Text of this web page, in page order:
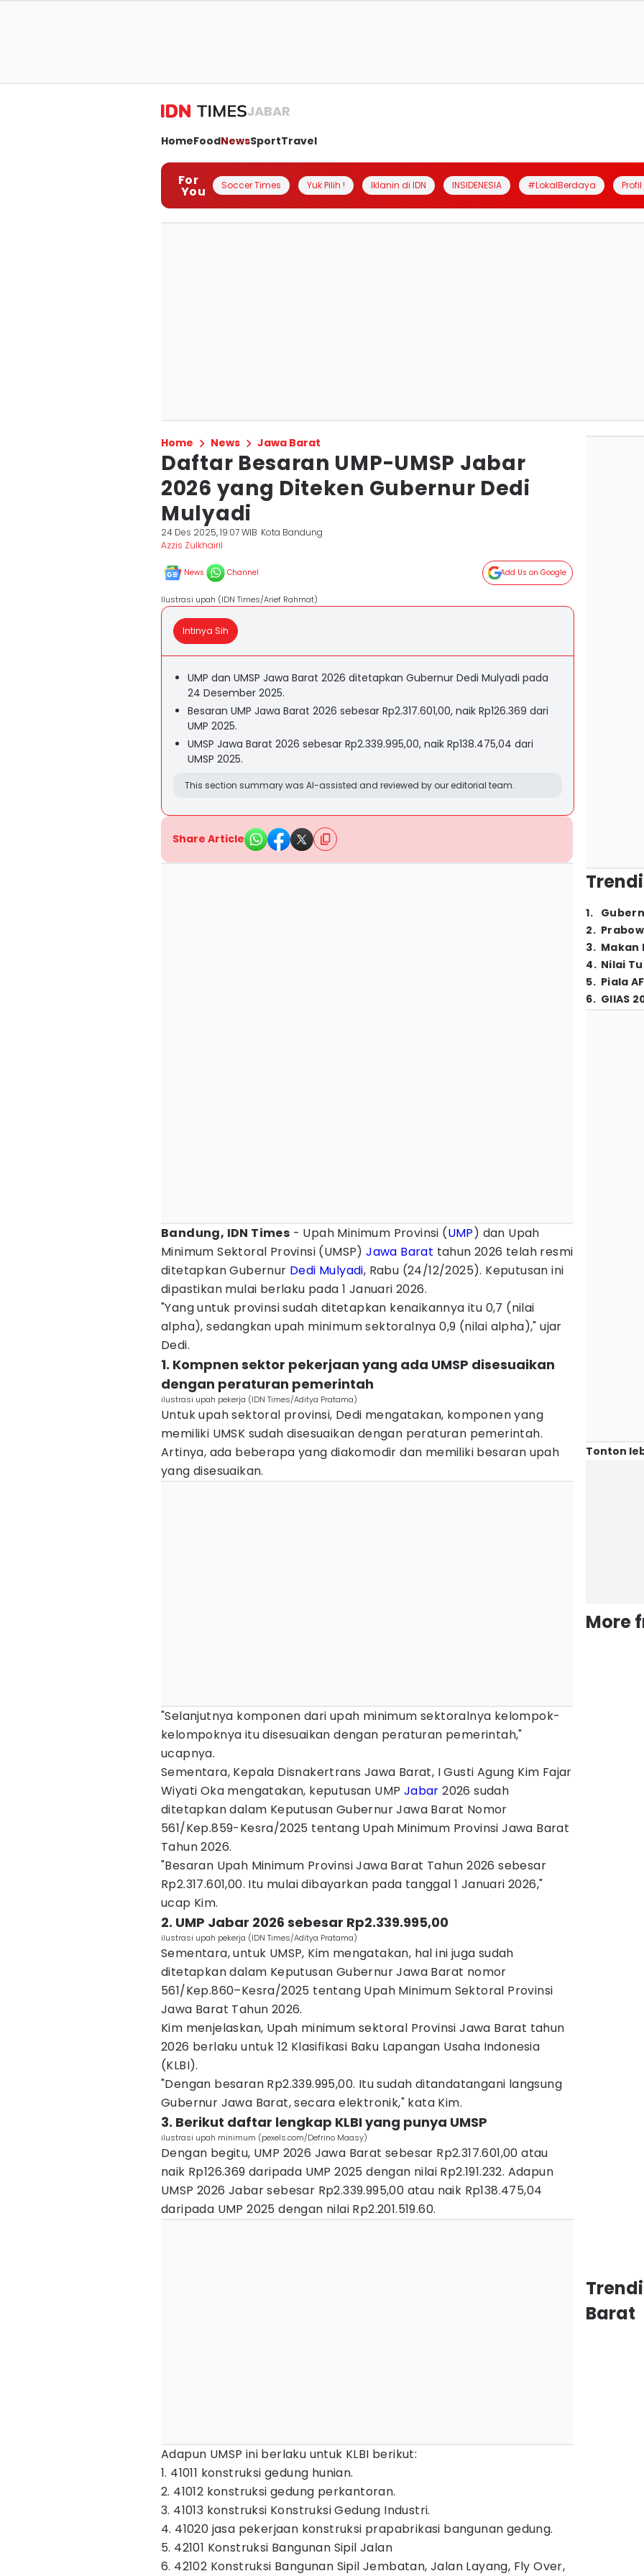
JABAR
HomeFoodNewsSportTravel
For
You Soccer Times Yuk Pilih ! Iklanin di IDN INSIDENESIA #LokalBerdaya
Home News Jawa Barat
Daftar Besaran UMP-UMSP Jabar
2026 yang Diteken Gubernur Dedi
Mulyadi
24 Des 2025, 19:07 WIB Kota Bandung
Azzis Zulkhairil
News Channel Add Us on Google
Ilustrasi upah (IDN Times/Arief Rahmat)
Intinya Sih
UMP dan UMSP Jawa Barat 2026 ditetapkan Gubernur Dedi Mulyadi pada
24 Desember 2025.
Besaran UMP Jawa Barat 2026 sebesar Rp2.317.601,00, naik Rp126.369 dari
UMP 2025.
UMSP Jawa Barat 2026 sebesar Rp2.339.995,00, naik Rp138.475,04 dari
UMSP 2025.
This section summary was AI-assisted and reviewed by our editorial team.
Share Article
Bandung, IDN Times - Upah Minimum Provinsi (UMP) dan Upah
Minimum Sektoral Provinsi (UMSP)Jawa Barat tahun 2026 telah resmi
ditetapkan Gubernur Dedi Mulyadi, Rabu (24/12/2025). Keputusan ini
dipastikan mulai berlaku pada 1 Januari 2026.
"Yang untuk provinsi sudah ditetapkan kenaikannya itu 0,7 (nilai
alpha), sedangkan upah minimum sektoralnya 0,9 (nilai alpha)," ujar
Dedi.
1. Kompnen sektor pekerjaan yang ada UMSP disesuaikan
dengan peraturan pemerintah
ilustrasi upah pekerja (IDN Times/Aditya Pratama)
Untuk upah sektoral provinsi, Dedi mengatakan, komponen yang
memiliki UMSK sudah disesuaikan dengan peraturan pemerintah.
Artinya, ada beberapa yang diakomodir dan memiliki besaran upah
yang disesuaikan.
"Selanjutnya komponen dari upah minimum sektoralnya kelompok-
kelompoknya itu disesuaikan dengan peraturan pemerintah,"
ucapnya.
Sementara, Kepala Disnakertrans Jawa Barat, I Gusti Agung Kim Fajar
Wiyati Oka mengatakan, keputusan UMP Jabar 2026 sudah
ditetapkan dalam Keputusan Gubernur Jawa Barat Nomor
561/Kep.859-Kesra/2025 tentang Upah Minimum Provinsi Jawa Barat
Tahun 2026.
"Besaran Upah Minimum Provinsi Jawa Barat Tahun 2026 sebesar
Rp2.317.601,00. Itu mulai dibayarkan pada tanggal 1 Januari 2026,"
ucap Kim.
2. UMP Jabar 2026 sebesar Rp2.339.995,00
ilustrasi upah pekerja (IDN Times/Aditya Pratama)
Sementara, untuk UMSP, Kim mengatakan, hal ini juga sudah
ditetapkan dalam Keputusan Gubernur Jawa Barat nomor
561/Kep.860–Kesra/2025 tentang Upah Minimum Sektoral Provinsi
Jawa Barat Tahun 2026.
Kim menjelaskan, Upah minimum sektoral Provinsi Jawa Barat tahun
2026 berlaku untuk 12 Klasifikasi Baku Lapangan Usaha Indonesia
(KLBI).
"Dengan besaran Rp2.339.995,00. Itu sudah ditandatangani langsung
Gubernur Jawa Barat, secara elektronik," kata Kim.
3. Berikut daftar lengkap KLBI yang punya UMSP
ilustrasi upah minimum (pexels.com/Defrino Maasy)
Dengan begitu, UMP 2026 Jawa Barat sebesar Rp2.317.601,00 atau
naik Rp126.369 daripada UMP 2025 dengan nilai Rp2.191.232. Adapun
UMSP 2026 Jabar sebesar Rp2.339.995,00 atau naik Rp138.475,04
daripada UMP 2025 dengan nilai Rp2.201.519.60.
Adapun UMSP ini berlaku untuk KLBI berikut:
1. 41011 konstruksi gedung hunian.
2. 41012 konstruksi gedung perkantoran.
3. 41013 konstruksi Konstruksi Gedung Industri.
4. 41020 jasa pekerjaan konstruksi prapabrikasi bangunan gedung.
5. 42101 Konstruksi Bangunan Sipil Jalan
6. 42102 Konstruksi Bangunan Sipil Jembatan, Jalan Layang, Fly Over,
1.
2.
3. Makan
4. Nilai
5. Piala
6. GIIAS
Tonton
More
Barat